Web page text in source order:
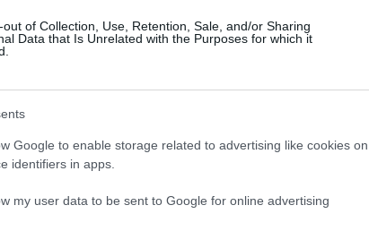
of Collection, Use, Retention, Sale, and/or Sharing
Data that Is Unrelated with the Purposes for which it
Google to enable storage related to advertising like cookies on
identifiers in apps.
my user data to be sent to Google for online advertising
Αλτσχάιμερ: η επιστήμη
ανακαλύπτει έναν τρόπο να
ΥΓΕΙΑ 28/04/2025 20:58
Η τεχνητή νοημοσύνη